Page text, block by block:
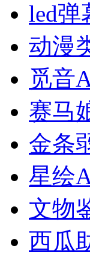
led弹
动漫
觅音
赛马
金条
星绘
文物
西瓜